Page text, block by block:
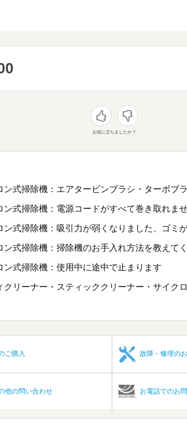
お役に立ちましたか？
ン式掃除機：エアタービンブラシ・ターボブ
ン式掃除機：電源コードがすべて巻き取れま
ン式掃除機：吸引力が弱くなりました、ゴミ
ン式掃除機：掃除機のお手入れ方法を教えて
ン式掃除機：使用中に途中で止まります
クリーナー・スティッククリーナー・サイク
ご購入 故障・修理の
他の問い合わせ お電話でのお